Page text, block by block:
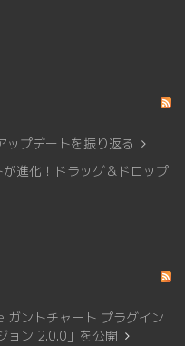
プデートを振り返る
進化！ドラッグ＆ドロップ
ガントチャート プラグイン
ョン 2.0.0」を公開